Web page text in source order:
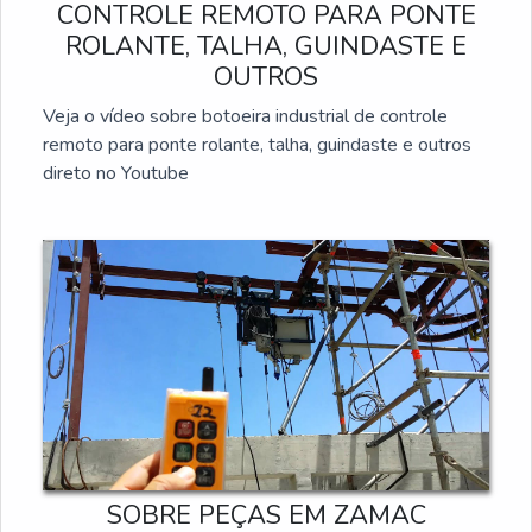
CONTROLE REMOTO PARA PONTE
ROLANTE, TALHA, GUINDASTE E
OUTROS
Veja o vídeo sobre botoeira industrial de controle
remoto para ponte rolante, talha, guindaste e outros
direto no Youtube
SOBRE PEÇAS EM ZAMAC